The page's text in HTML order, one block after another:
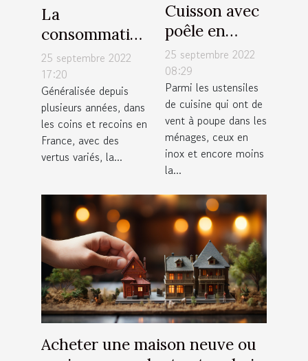
La
consommation
régulière du
CBD est -elle
bonne pour la
santé ?
25 septembre 2022
17:20
Généralisée depuis
plusieurs années, dans
les coins et recoins en
France, avec des
vertus variés, la...
Cuisson avec
poêle en
inox : Quelle
est la
température
maximale qui
convient ?
25 septembre 2022
08:29
Parmi les ustensiles
de cuisine qui ont de
vent à poupe dans les
ménages, ceux en
inox et encore moins
la...
Acheter une maison neuve ou